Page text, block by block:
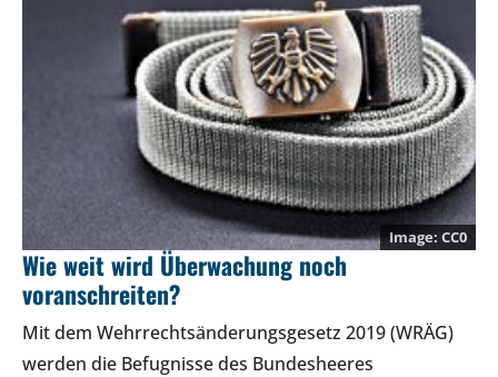
CC0
Wie weit wird Überwachung noch
voranschreiten?
Mit dem Wehrrechtsänderungsgesetz 2019 (WRÄG)
werden die Befugnisse des Bundesheeres